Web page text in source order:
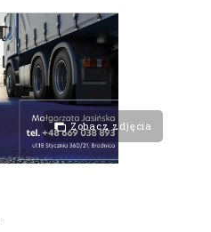
Zobacz zdjęcia